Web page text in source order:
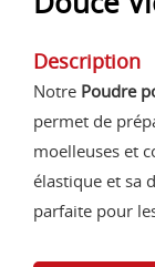
Description
Notre Poudre
permet de
moelleuses et
élastique et sa
parfaite pour